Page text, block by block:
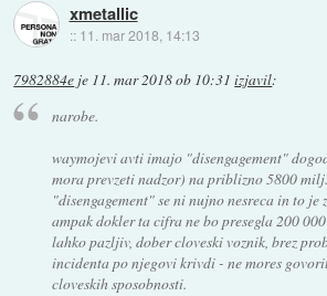
xmetallic
:: 11. mar 2018, 14:13
7982884e je 11. mar 2018 ob 10:31 izjavil:
narobe.
waymojevi avti imajo "disengagement"
mora prevzeti nadzor) na priblizno 5800
"disengagement" se ni nujno nesreca in to je
ampak dokler ta cifra ne bo presegla 200
lahko pazljiv, dober cloveski voznik, brez
incidenta po njegovi krivdi - ne mores
cloveskih sposobnosti.